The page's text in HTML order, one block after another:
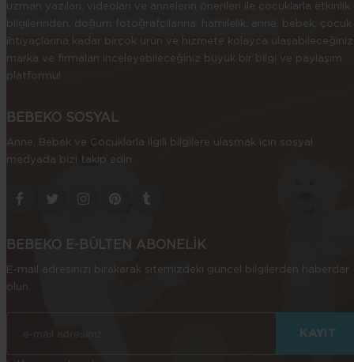
uzman yazıları, videoları ve annelerin önerileri ile çocuklarla etkinlik
bilgilerinden, doğum fotoğrafçılarına, hamilelik, anne, bebek, çocuk
ihtiyaçlarına kadar birçok ürün ve hizmete kolayca ulaşabileceğiniz
marka ve firmaları inceleyebileceğiniz büyük bir bilgi ve paylaşım
platformu!
BEBEKO SOSYAL
Anne, Bebek ve Çocuklarla ilgili bilgilere ulaşmak için sosyal
medyada bizi takip edin.
BEBEKO E-BÜLTEN ABONELİK
E-mail adresinizi bırakarak sitemizdeki güncel bilgilerden haberdar
olun.